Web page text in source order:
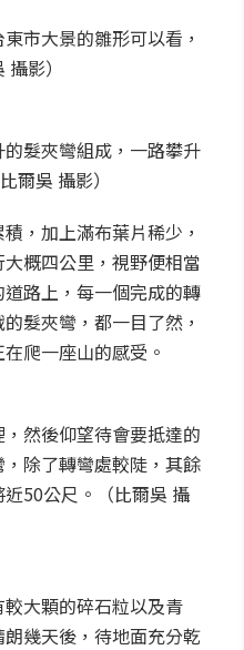
市大景的雛形可以看，
影）
髮夾彎組成，一路攀升
爾吳 攝影）
，加上滿布葉片稀少，
概四公里，視野便相當
路上，每一個完成的轉
髮夾彎，都一目了然，
爬一座山的感受。
然後仰望待會要抵達的
除了轉彎處較陡，其餘
50公尺。（比爾吳 攝
大顆的碎石粒以及青
幾天後，待地面充分乾